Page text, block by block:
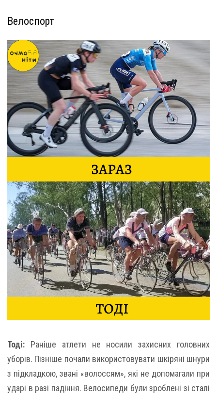
Велоспорт
Тоді: Раніше атлети не носили захисних головних
уборів. Пізніше почали використовувати шкіряні шнури
з підкладкою, звані «волоссям», які не допомагали при
ударі в разі падіння. Велосипеди були зроблені зі сталі